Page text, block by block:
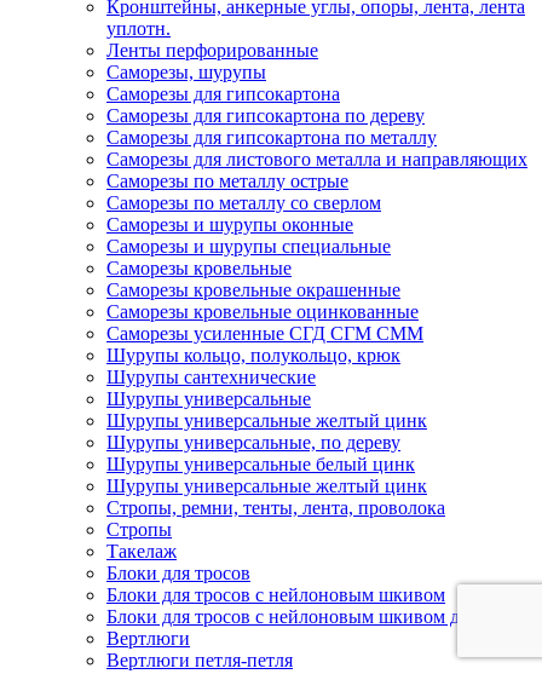
Кронштейны, анкерные углы, опоры, лента, лента
уплотн.
Ленты перфорированные
Саморезы, шурупы
Саморезы для гипсокартона
Саморезы для гипсокартона по дереву
Саморезы для гипсокартона по металлу
Саморезы для листового металла и направляющих
Саморезы по металлу острые
Саморезы по металлу со сверлом
Саморезы и шурупы оконные
Саморезы и шурупы специальные
Саморезы кровельные
Саморезы кровельные окрашенные
Саморезы кровельные оцинкованные
Саморезы усиленные СГД СГМ СММ
Шурупы кольцо, полукольцо, крюк
Шурупы сантехнические
Шурупы универсальные
Шурупы универсальные желтый цинк
Шурупы универсальные, по дереву
Шурупы универсальные белый цинк
Шурупы универсальные желтый цинк
Стропы, ремни, тенты, лента, проволока
Стропы
Такелаж
Блоки для тросов
Блоки для тросов с нейлоновым шкивом
Блоки для тросов с нейлоновым шкивом двойные
Вертлюги
Вертлюги петля-петля